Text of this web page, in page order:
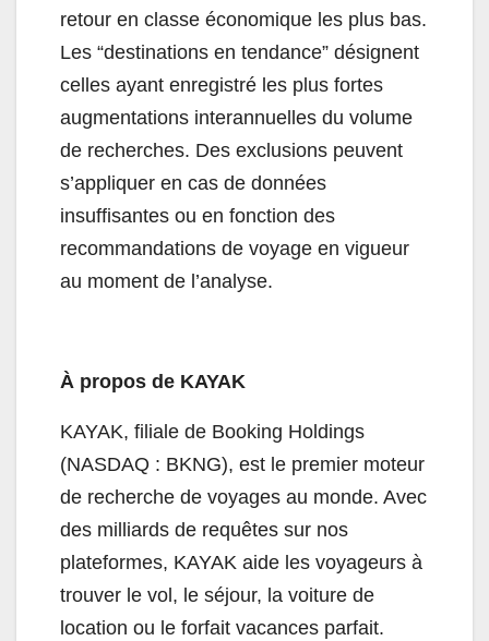
retour en classe économique les plus bas.
Les “destinations en tendance” désignent
celles ayant enregistré les plus fortes
augmentations interannuelles du volume
de recherches. Des exclusions peuvent
s’appliquer en cas de données
insuffisantes ou en fonction des
recommandations de voyage en vigueur
au moment de l’analyse.
À propos de KAYAK
KAYAK, filiale de Booking Holdings
(NASDAQ : BKNG), est le premier moteur
de recherche de voyages au monde. Avec
des milliards de requêtes sur nos
plateformes, KAYAK aide les voyageurs à
trouver le vol, le séjour, la voiture de
location ou le forfait vacances parfait.